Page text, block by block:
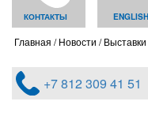
КОНТАКТЫ ENGLISH
Главная Новости
+7 812 309 41 51